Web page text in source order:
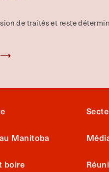
de traités et reste
Manitoba
boire